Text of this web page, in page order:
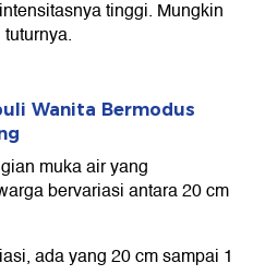
tinggi. Mungkin
Wanita Bermodus
muka air yang
bervariasi antara 20 cm
ada yang 20 cm sampai 1